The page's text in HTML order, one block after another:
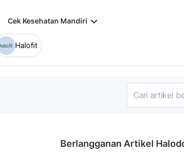
Cek Kesehatan Mandiri keyboard_arrow_down
Halofit
Berlangganan Artikel